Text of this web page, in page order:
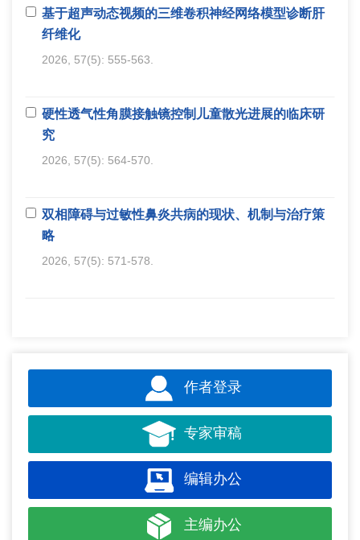
基于超声动态视频的三维卷积神经网络模型诊断肝
纤维化
2026, 57(5): 555-563.
硬性透气性角膜接触镜控制儿童散光进展的临床研
究
2026, 57(5): 564-570.
双相障碍与过敏性鼻炎共病的现状、机制与治疗策
略
2026, 57(5): 571-578.
作者登录
专家审稿
编辑办公
主编办公